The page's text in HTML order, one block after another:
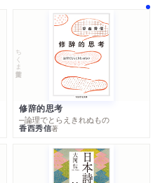
ちくま学芸文庫
修辞的思考
─論理でとらえきれぬもの
香西秀信著